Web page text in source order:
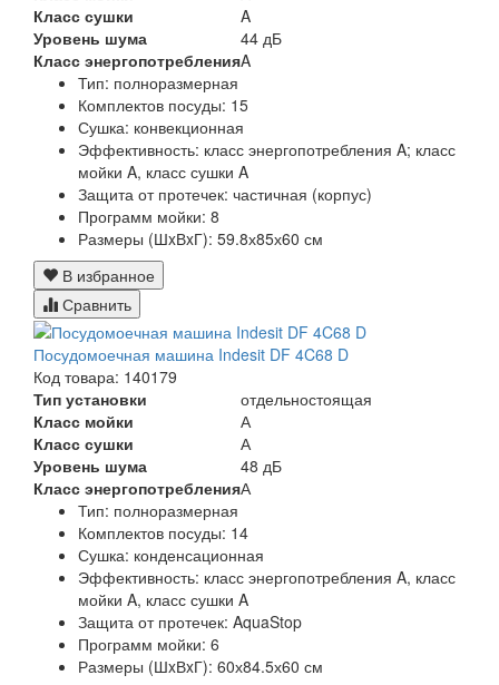
Класс сушки
A
Уровень шума
44 дБ
Класс энергопотребленияA
Тип: полноразмерная
Комплектов посуды: 15
Сушка: конвекционная
Эффективность: класс энергопотребления A; класс
мойки A, класс сушки A
Защита от протечек: частичная (корпус)
Программ мойки: 8
Размеры (ШxВxГ): 59.8х85х60 см
В избранное
Сравнить
Посудомоечная машина Indesit DF 4C68 D
Код товара: 140179
Тип установки
отдельностоящая
Класс мойки
А
Класс сушки
А
Уровень шума
48 дБ
Класс энергопотребленияА
Тип: полноразмерная
Комплектов посуды: 14
Сушка: конденсационная
Эффективность: класс энергопотребления A, класс
мойки A, класс сушки A
Защита от протечек: AquaStop
Программ мойки: 6
Размеры (ШxВxГ): 60х84.5х60 см